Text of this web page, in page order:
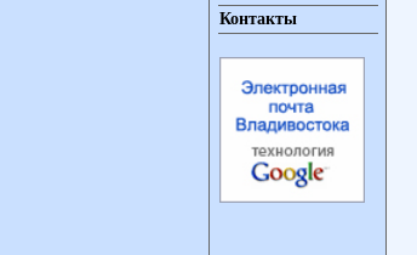
Контакты